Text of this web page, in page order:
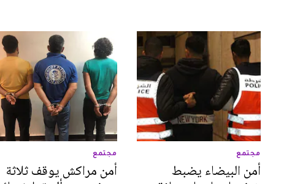
مجتمع
أمن البيضاء يضبط
مجتمع
أمن مراكش يوقف ثلاثة